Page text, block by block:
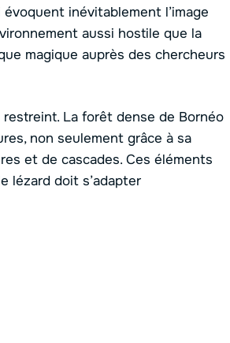
inévitablement l’image
aussi hostile que la
magique auprès des chercheurs
La forêt dense de Bornéo
non seulement grâce à sa
et de cascades. Ces éléments
lézard doit s’adapter